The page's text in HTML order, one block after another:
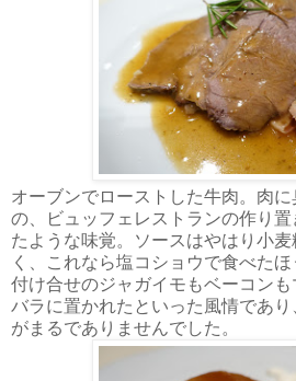
オーブンでローストした牛肉。肉
の、ビュッフェレストランの作り
たような味覚。ソースはやはり小
く、これなら塩コショウで食べたほ
付け合せのジャガイモもベーコン
バラに置かれたといった風情であ
がまるでありませんでした。